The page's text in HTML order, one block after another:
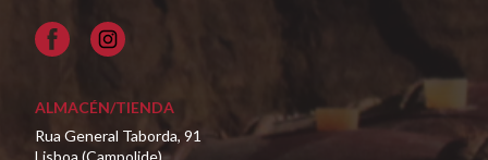
Facebook
ALMACÉN/TIENDA
Rua General Taborda, 91
Lisboa (Campolide)